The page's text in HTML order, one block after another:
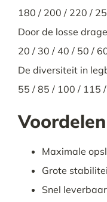
180 / 200 / 220 /
Door de losse
20 / 30 / 40 / 50 /
De diversiteit in
55 / 85 / 100 / 115
Maximale
Grote
Snel leverbaar